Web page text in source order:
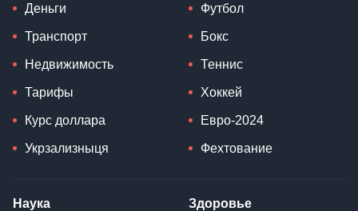
Деньги
Транспорт
Недвижимость
Тарифы
Курс доллара
Укрзализныця
Футбол
Бокс
Теннис
Хоккей
Евро-2024
Фехтование
Наука Здоровье